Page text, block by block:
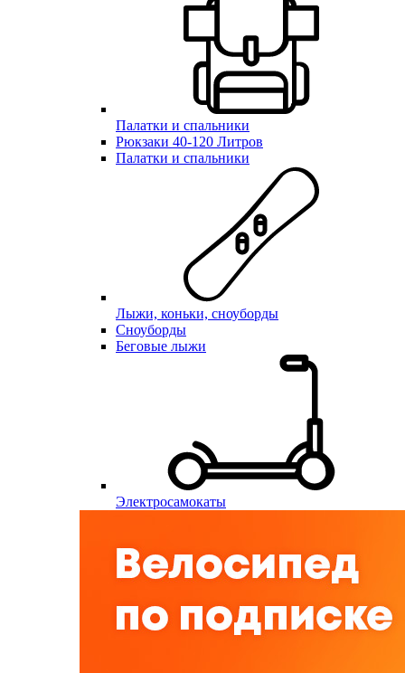
Палатки и спальники
Рюкзаки 40-120 Литров
Палатки и спальники
Лыжи, коньки, сноуборды
Сноуборды
Беговые лыжи
Электросамокаты